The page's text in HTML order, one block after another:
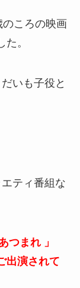
ころの映画
。
いも子役と
ティ番組な
つまれ 」
出演されて